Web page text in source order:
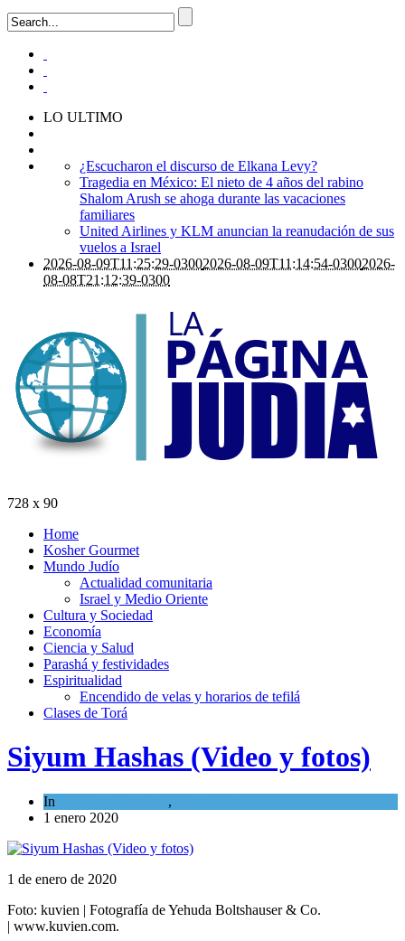
LO ULTIMO
¿Escucharon el discurso de Elkana Levy?
Tragedia en México: El nieto de 4 años del rabino
Shalom Arush se ahoga durante las vacaciones
familiares
United Airlines y KLM anuncian la reanudación de sus
vuelos a Israel
2026-08-09T11:25:29-03002026-08-09T11:14:54-03002026-
08-08T21:12:39-0300
728 x 90
Home
Kosher Gourmet
Mundo Judío
Actualidad comunitaria
Israel y Medio Oriente
Cultura y Sociedad
Economía
Ciencia y Salud
Parashá y festividades
Espiritualidad
Encendido de velas y horarios de tefilá
Clases de Torá
Siyum Hashas (Video y fotos)
In ,
1 enero 2020
1 de enero de 2020
Foto: kuvien | Fotografía de Yehuda Boltshauser & Co.
| www.kuvien.com.